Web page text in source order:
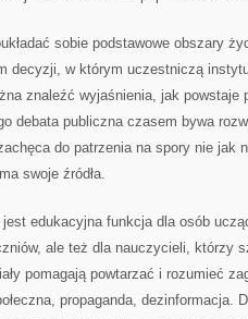
sobie podstawowe obszary
decyzji, w którym uczestniczą
znaleźć wyjaśnienia, jak powstaje
debata publiczna czasem bywa
do patrzenia na spory nie jak
swoje źródła.
jest edukacyjna funkcja dla osób
ale też dla nauczycieli, którzy
pomagają powtarzać i rozumieć
propaganda, dezinformacja.